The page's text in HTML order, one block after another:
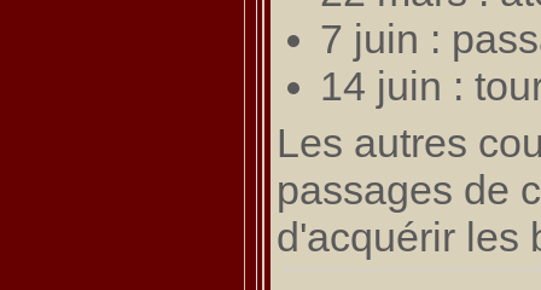
7 juin :
14 juin :
Les autres
passages de
d'acquérir les